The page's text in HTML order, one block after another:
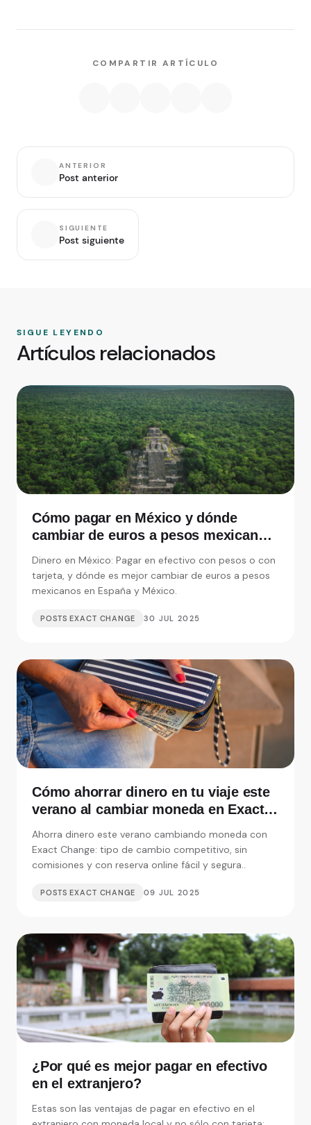
COMPARTIR ARTÍCULO
ANTERIOR
Post anterior
SIGUIENTE
Post siguiente
SIGUE LEYENDO
Artículos relacionados
Cómo pagar en México y dónde
cambiar de euros a pesos mexicanos
Dinero en México: Pagar en efectivo con pesos o con
tarjeta, y dónde es mejor cambiar de euros a pesos
mexicanos en España y México.
POSTS EXACT CHANGE 30 JUL 2025
Cómo ahorrar dinero en tu viaje este
verano al cambiar moneda en Exact
Ahorra dinero este verano cambiando moneda con
Exact Change: tipo de cambio competitivo, sin
comisiones y con reserva online fácil y segura..
POSTS EXACT CHANGE 09 JUL 2025
¿Por qué es mejor pagar en efectivo
en el extranjero?
Estas son las ventajas de pagar en efectivo en el